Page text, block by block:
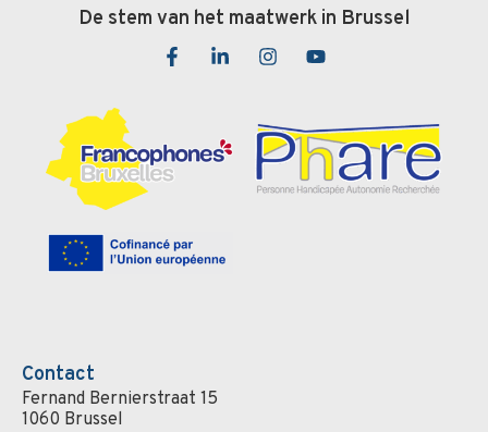
De stem van het maatwerk in Brussel
Contact
Fernand Bernierstraat 15
1060 Brussel